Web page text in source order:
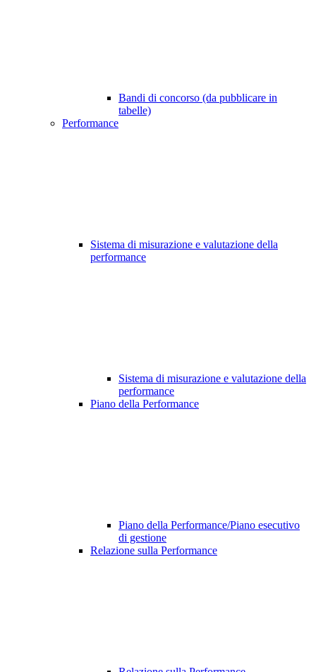
Bandi di concorso (da pubblicare in
tabelle)
Performance
Sistema di misurazione e valutazione della
performance
Sistema di misurazione e valutazione della
performance
Piano della Performance
Piano della Performance/Piano esecutivo
di gestione
Relazione sulla Performance